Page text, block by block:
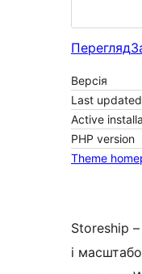
Перегляд
Версія
Last updated
Active
PHP version
Theme
Storeship –
і